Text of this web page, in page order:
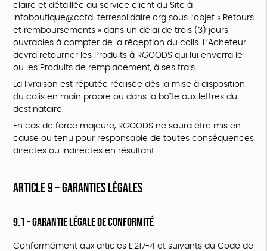
claire et détaillée au service client du Site à
infoboutique@ccfd-terresolidaire.org sous l’objet « Retours
et remboursements » dans un délai de trois (3) jours
ouvrables à compter de la réception du colis. L’Acheteur
devra retourner les Produits à RGOODS qui lui enverra le
ou les Produits de remplacement, à ses frais.
La livraison est réputée réalisée dès la mise à disposition
du colis en main propre ou dans la boîte aux lettres du
destinataire.
En cas de force majeure, RGOODS ne saura être mis en
cause ou tenu pour responsable de toutes conséquences
directes ou indirectes en résultant.
ARTICLE 9 – GARANTIES LÉGALES
9.1 – Garantie légale de conformité
Conformément aux articles L.217-4 et suivants du Code de